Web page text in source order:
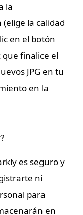
la
la calidad
en el botón
que finalice el
JPG en tu
en la
es seguro y
ni
para
en